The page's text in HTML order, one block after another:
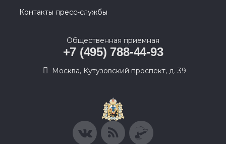
Контакты пресс-службы
Общественная приемная
+7 (495) 788-44-93
Москва, Кутузовский проспект, д. 39